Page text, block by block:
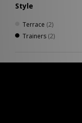
Style
Terrace (2)
Trainers (2)